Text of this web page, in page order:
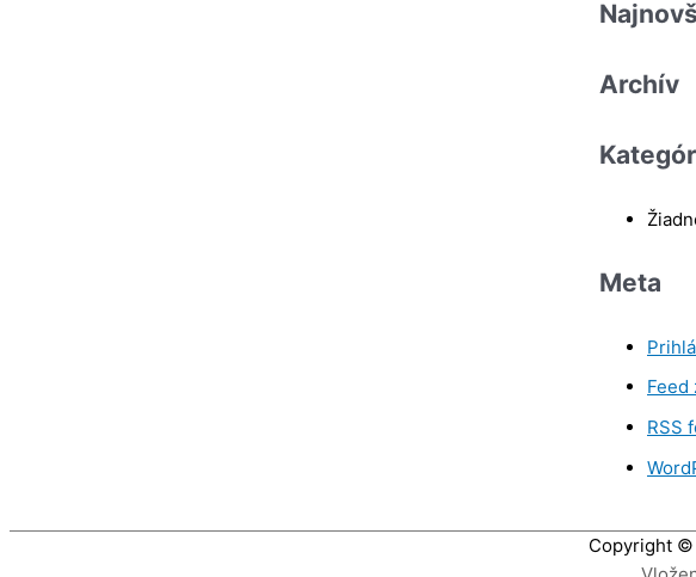
Archív
Meta
Feed
RSS
Copyright